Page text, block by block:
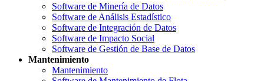
Software de Minería de Datos
Software de Análisis Estadístico
Software de Integración de Datos
Software de Impacto Social
Software de Gestión de Base de Datos
Mantenimiento
Mantenimiento